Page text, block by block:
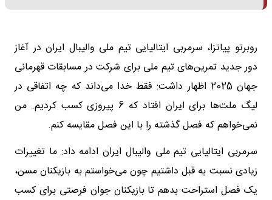
روبرتو پیاتزا، سرمربی ایتالیایی تیم ملی والیبال ایران در آغاز
دور جدید تمرین‌های تیم ملی برای شرکت در مسابقات قهرمانی
جهان 2025 اظهار داشت: فقط خدا می‌داند که چه اتفاقی در
لیگ ملت‌ها برای ایران افتاد که 6 پیروزی کسب کردیم. من
نمی‌خواهم که فصل گذشته را با این فصل مقایسه کنم.
سرمربی ایتالیایی تیم ملی والیبال ایران ادامه داد: ما تغییرات
زیادی نسبت به قبل داشتیم چون می‌خواستم به بازیکنان مسن،
یک فصل استراحت بدهم تا بازیکنان جوان فرصتی برای کسب